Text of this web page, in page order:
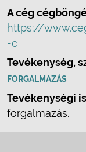
A cég
https://
-c
Tevékenység,
FORGALMAZÁS
Tevékenységi
forgalmazás.